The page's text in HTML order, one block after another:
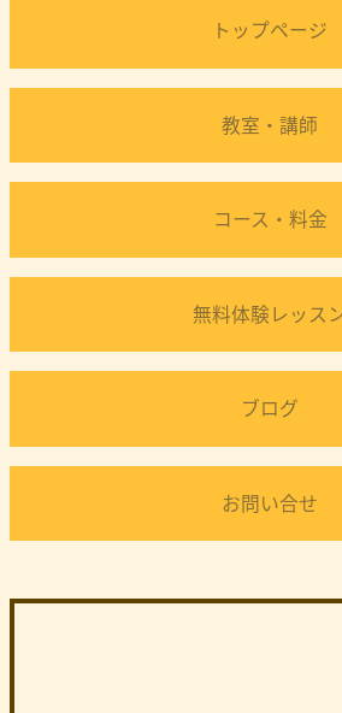
トップページ
教室・講師
コース・料金
無料体験レッス
ブログ
お問い合せ